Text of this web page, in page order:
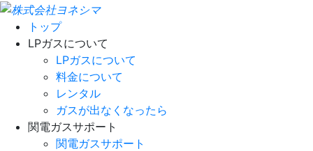
トップ
LPガスについて
LPガスについて
料金について
レンタル
ガスが出なくなったら
関電ガスサポート
関電ガスサポート